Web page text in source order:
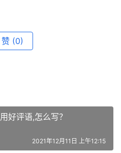
赞 (0)
好评语,怎么写？
2021年12月11日 上午12:15